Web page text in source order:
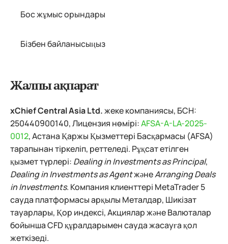
Бос жұмыс орындары
Бізбен байланысыңыз
Жалпы ақпарат
xChief Central Asia Ltd.жеке компаниясы, БСН:
250440900140, Лицензия нөмірі:AFSA-A-LA-2025-
0012, Астана Қаржы Қызметтері Басқармасы (AFSA)
тарапынан тіркеліп, реттеледі. Рұқсат етілген
қызмет түрлері: Dealing in Investments as Principal,
Dealing in Investments as AgentжәнеArranging Deals
in Investments. Компания клиенттері MetaTrader 5
сауда платформасы арқылы Металдар, Шикізат
тауарлары, Қор индексі, Акциялар және Валюталар
бойынша CFD құралдарымен сауда жасауға қол
жеткізеді.